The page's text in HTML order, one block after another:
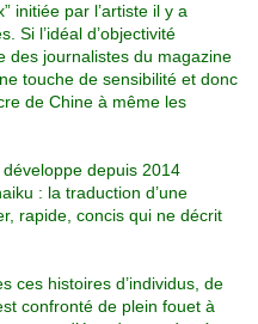
initiée par l’artiste il y a
Si l’idéal d’objectivité
des journalistes du magazine
touche de sensibilité et donc
de Chine à même les
depuis 2014
: la traduction d’une
rapide, concis qui ne décrit
ces histoires d’individus, de
confronté de plein fouet à